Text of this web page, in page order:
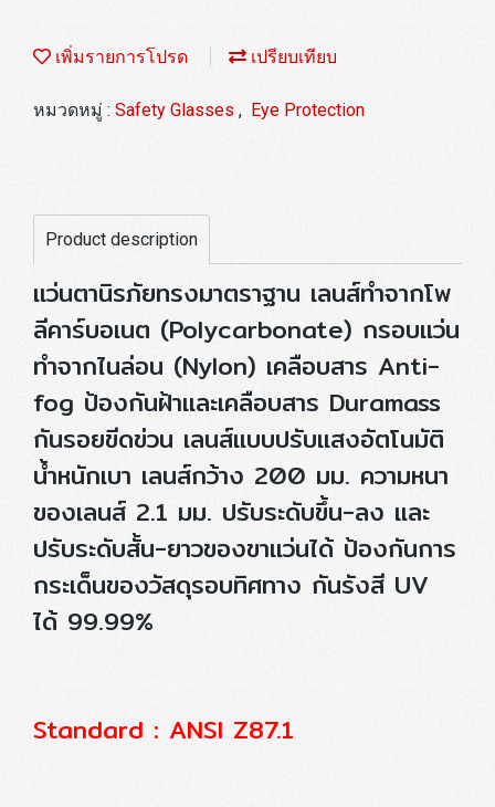
เพิ่มรายการโปรด เปรียบเทียบ
หมวดหมู่ : Safety Glasses , Eye Protection
Product description
แว่นตานิรภัยทรงมาตราฐาน เลนส์ทำจากโพ
ลีคาร์บอเนต (Polycarbonate) กรอบแว่น
ทำจากไนล่อน (Nylon) เคลือบสาร Anti-
fog ป้องกันฝ้าและเคลือบสาร Duramass
กันรอยขีดข่วน เลนส์แบบปรับแสงอัตโนมัติ
น้ำหนักเบา เลนส์กว้าง 200 มม. ความหนา
ของเลนส์ 2.1 มม. ปรับระดับขึ้น-ลง และ
ปรับระดับสั้น-ยาวของขาแว่นได้ ป้องกันการ
กระเด็นของวัสดุรอบทิศทาง กันรังสี UV
ได้ 99.99%
Standard : ANSI Z87.1